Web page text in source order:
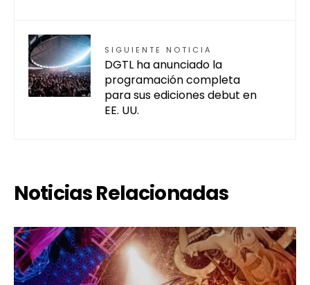
SIGUIENTE NOTICIA
DGTL ha anunciado la
programación completa
para sus ediciones debut en
EE. UU.
Noticias Relacionadas